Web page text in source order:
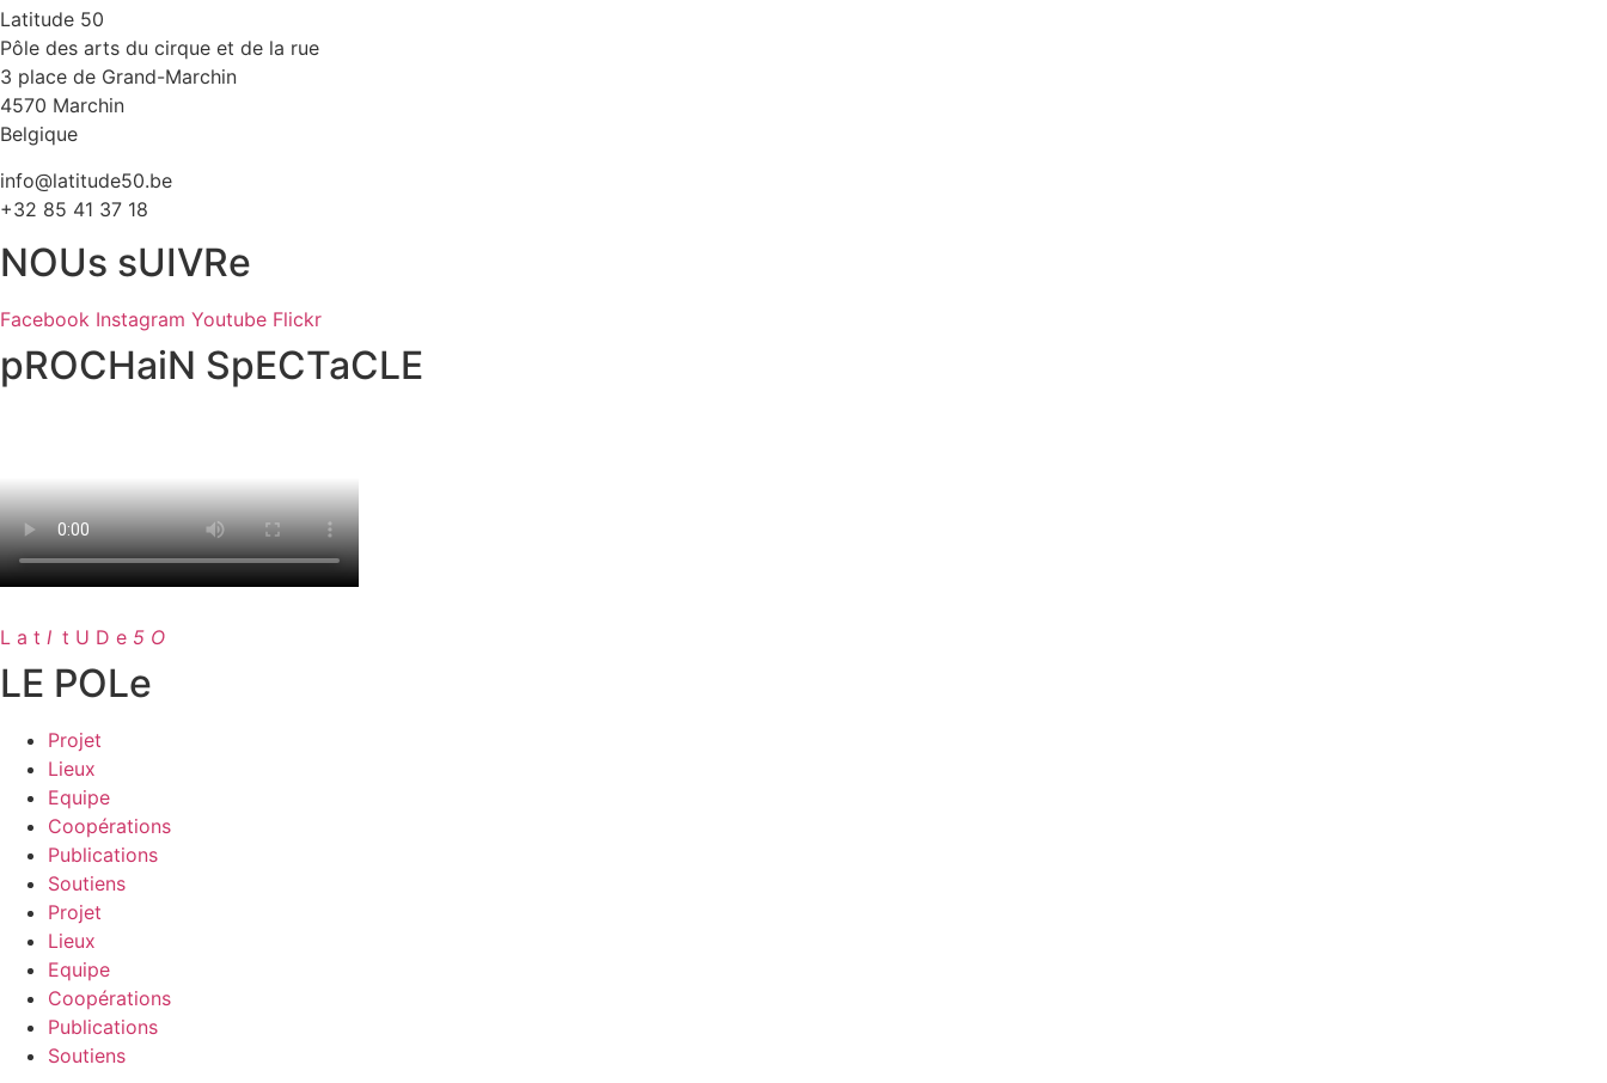
Latitude 50
Pôle des arts du cirque et de la rue
3 place de Grand-Marchin
4570 Marchin
Belgique
info@latitude50.be
+32 85 41 37 18
NOUs sUIVRe
Facebook Instagram Youtube Flickr
pROCHaiN SpECTaCLE
L a t I t U D e 5 O
LE POLe
Projet
Lieux
Equipe
Coopérations
Publications
Soutiens
Projet
Lieux
Equipe
Coopérations
Publications
Soutiens